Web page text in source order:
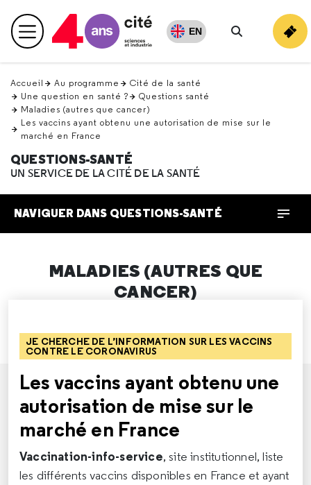
en
haut Menu principal EN
Rechercher
Accueil Au programme
Cité de la santé
Une question en santé ?
Questions santé
Maladies (autres que cancer)
Les vaccins ayant obtenu une autorisation de mise sur le
marché en France
QUESTIONS-SANTÉ
UN SERVICE DE LA CITÉ DE LA SANTÉ
NAVIGUER DANS QUESTIONS-SANTÉ
MALADIES (AUTRES QUE
CANCER)
JE CHERCHE DE L’INFORMATION SUR LES VACCINS
CONTRE LE CORONAVIRUS
Les vaccins ayant obtenu une
autorisation de mise sur le
marché en France
Vaccination-info-service, site institutionnel, liste
les différents vaccins disponibles en France et ayant